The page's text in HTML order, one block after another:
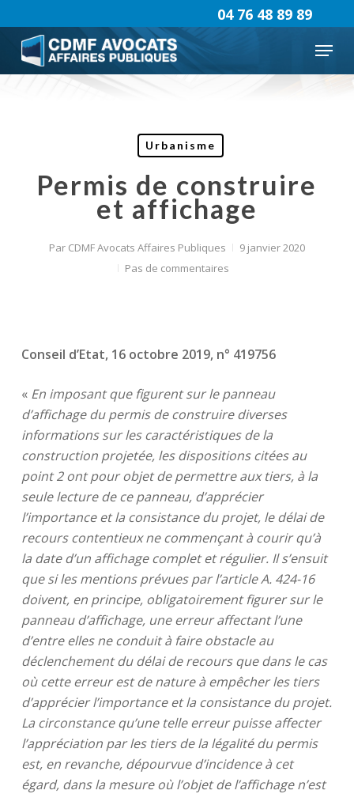
to
main
content
Menu
04 76 48 89 89
Urbanisme
Permis de construire
et affichage
ParCDMF Avocats Affaires Publiques
9 janvier 2020
Pas de commentaires
Conseil d’Etat, 16 octobre 2019, n° 419756
« En imposant que figurent sur le panneau
d’affichage du permis de construire diverses
informations sur les caractéristiques de la
construction projetée, les dispositions citées au
point 2 ont pour objet de permettre aux tiers, à la
seule lecture de ce panneau, d’apprécier
l’importance et la consistance du projet, le délai de
recours contentieux ne commençant à courir qu’à
la date d’un affichage complet et régulier. Il s’ensuit
que si les mentions prévues par l’article A. 424-16
doivent, en principe, obligatoirement figurer sur le
panneau d’affichage, une erreur affectant l’une
d’entre elles ne conduit à faire obstacle au
déclenchement du délai de recours que dans le cas
où cette erreur est de nature à empêcher les tiers
d’apprécier l’importance et la consistance du projet.
La circonstance qu’une telle erreur puisse affecter
l’appréciation par les tiers de la légalité du permis
est, en revanche, dépourvue d’incidence à cet
égard, dans la mesure où l’objet de l’affichage n’est